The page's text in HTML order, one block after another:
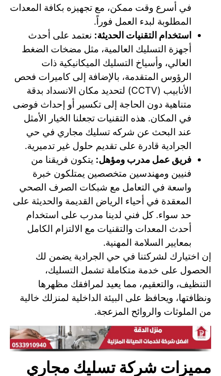
في أسرع وقت ممكن، مع تجهيزه بكافة المعدات
المطلوبة لبدء العمل فوراً.
استخدام التقنيات الحديثة: نعتمد على أحدث
أجهزة التسليك العالمية، مثل مضخات الضغط
العالي، وأسياخ التسليك الميكانيكية ذات
الرؤوس المتقدمة، بالإضافة إلى كاميرات فحص
الأنابيب (CCTV) لتحديد مكان الانسداد بدقة
متناهية دون الحاجة إلى تكسير أو إحداث فوضى
في المكان. هذه التقنيات تجعلنا الخيار الأمثل
عند البحث عن شركه تسليك مجاري في حي
الجرادية قادرة على تقديم حلول غير تدميرية.
فريق عمل مدرب ومؤهل: يتكون فريقنا من
فنيين ومهندسين متخصصين يمتلكون خبرة
واسعة في التعامل مع شبكات الصرف الصحي
المعقدة في أحياء الرياض القديمة والحديثة على
حد سواء. كل فني لدينا مدرب على استخدام
أحدث المعدات والتقنيات مع الالتزام الكامل
بمعايير السلامة المهنية.
إن اختيارك لشركتنا في حي الجرادية يضمن لك
الحصول على خدمة متكاملة تشمل التسليك،
التنظيف، والتعقيم، مما يعيد لمرافقك مظهرها
ونظافتها، ويحافظ على البيئة الداخلية لمنزلك خالية
من الملوثات والروائح المزعجة.
مميزات شركة تسليك مجاري